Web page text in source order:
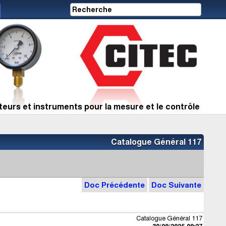
et instruments pour la mesure et le contrôle
Catalogue Général 117
Doc Précédente Doc Suivante
Catalogue Général 117